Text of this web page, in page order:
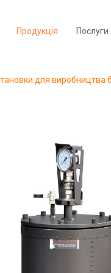
Продукція Послуги
для виробництва